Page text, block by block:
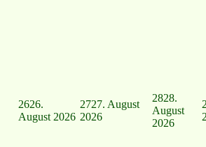
2626.
August 2026
2727. August
2026
2828.
August
2026